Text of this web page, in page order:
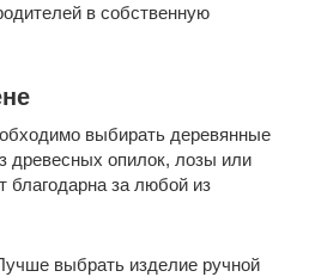
в собственную
выбирать деревянные
древесных опилок, лозы или
благодарна за любой из
выбрать изделие ручной